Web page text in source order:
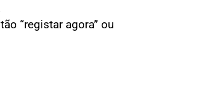
“registar agora” ou